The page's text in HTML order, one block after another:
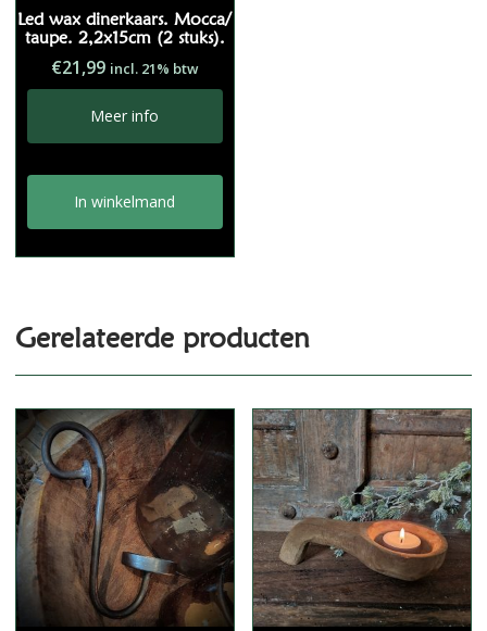
Led wax dinerkaars. Mocca/
taupe. 2,2x15cm (2 stuks).
€21,99 incl. 21% btw
Meer info
In winkelmand
Gerelateerde producten